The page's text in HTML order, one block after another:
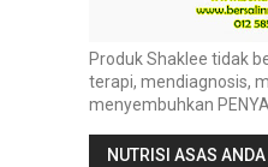
Produk Shaklee tidak
terapi, mendiagnosis,
menyembuhkan
NUTRISI ASAS